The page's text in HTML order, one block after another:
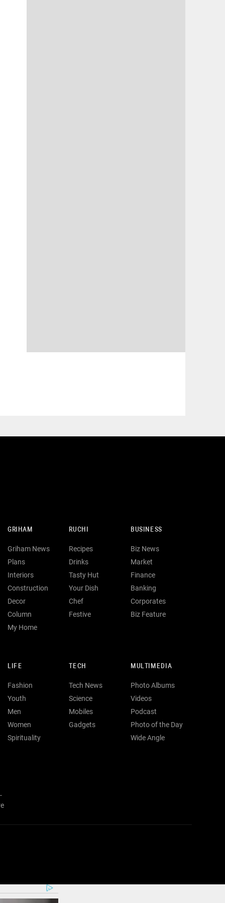
GRIHAM
Griham News
Plans
Interiors
Construction
Decor
Column
My Home
RUCHI
Recipes
Drinks
Tasty Hut
Your Dish
Chef
Festive
BUSINESS
Biz News
Market
Finance
Banking
Corporates
Biz Feature
LIFE
Fashion
Youth
Men
Women
Spirituality
TECH
Tech News
Science
Mobiles
Gadgets
MULTIMEDIA
Photo Albums
Videos
Podcast
Photo of the Day
Wide Angle